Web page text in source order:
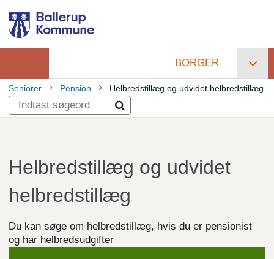
hovedindhold
Primær
navigation
BORGER
Brødkrumme
Seniorer Pension Helbredstillæg og udvidet helbredstillæg
Helbredstillæg og udvidet
helbredstillæg
Du kan søge om helbredstillæg, hvis du er pensionist
og har helbredsudgifter